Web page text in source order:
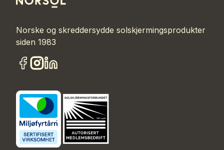
Norske og skreddersydde solskjermingsprodukter
siden 1983